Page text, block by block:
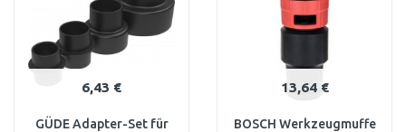
6,43 €
GÜDE Adapter-Set für
13,64 €
BOSCH Werkzeugmuffe